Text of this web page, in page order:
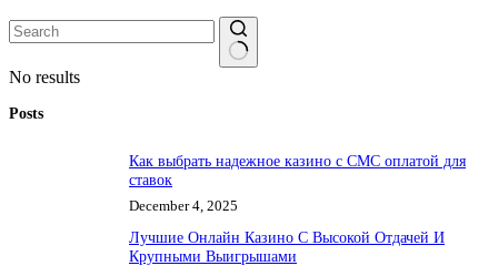
No results
Posts
Как выбрать надежное казино с СМС оплатой для
ставок
December 4, 2025
Лучшие Онлайн Казино С Высокой Отдачей И
Крупными Выигрышами